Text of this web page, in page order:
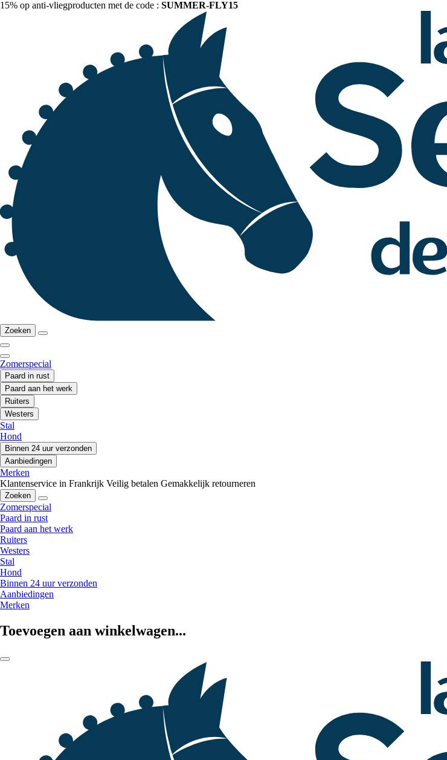
15% op anti-vliegproducten met de code : SUMMER-FLY15
Zoeken
Zomerspecial
Paard in rust
Paard aan het werk
Ruiters
Westers
Stal
Hond
Binnen 24 uur verzonden
Aanbiedingen
Merken
Klantenservice in Frankrijk Veilig betalen Gemakkelijk retourneren
Zoeken
Zomerspecial
Paard in rust
Paard aan het werk
Ruiters
Westers
Stal
Hond
Binnen 24 uur verzonden
Aanbiedingen
Merken
Toevoegen aan winkelwagen...